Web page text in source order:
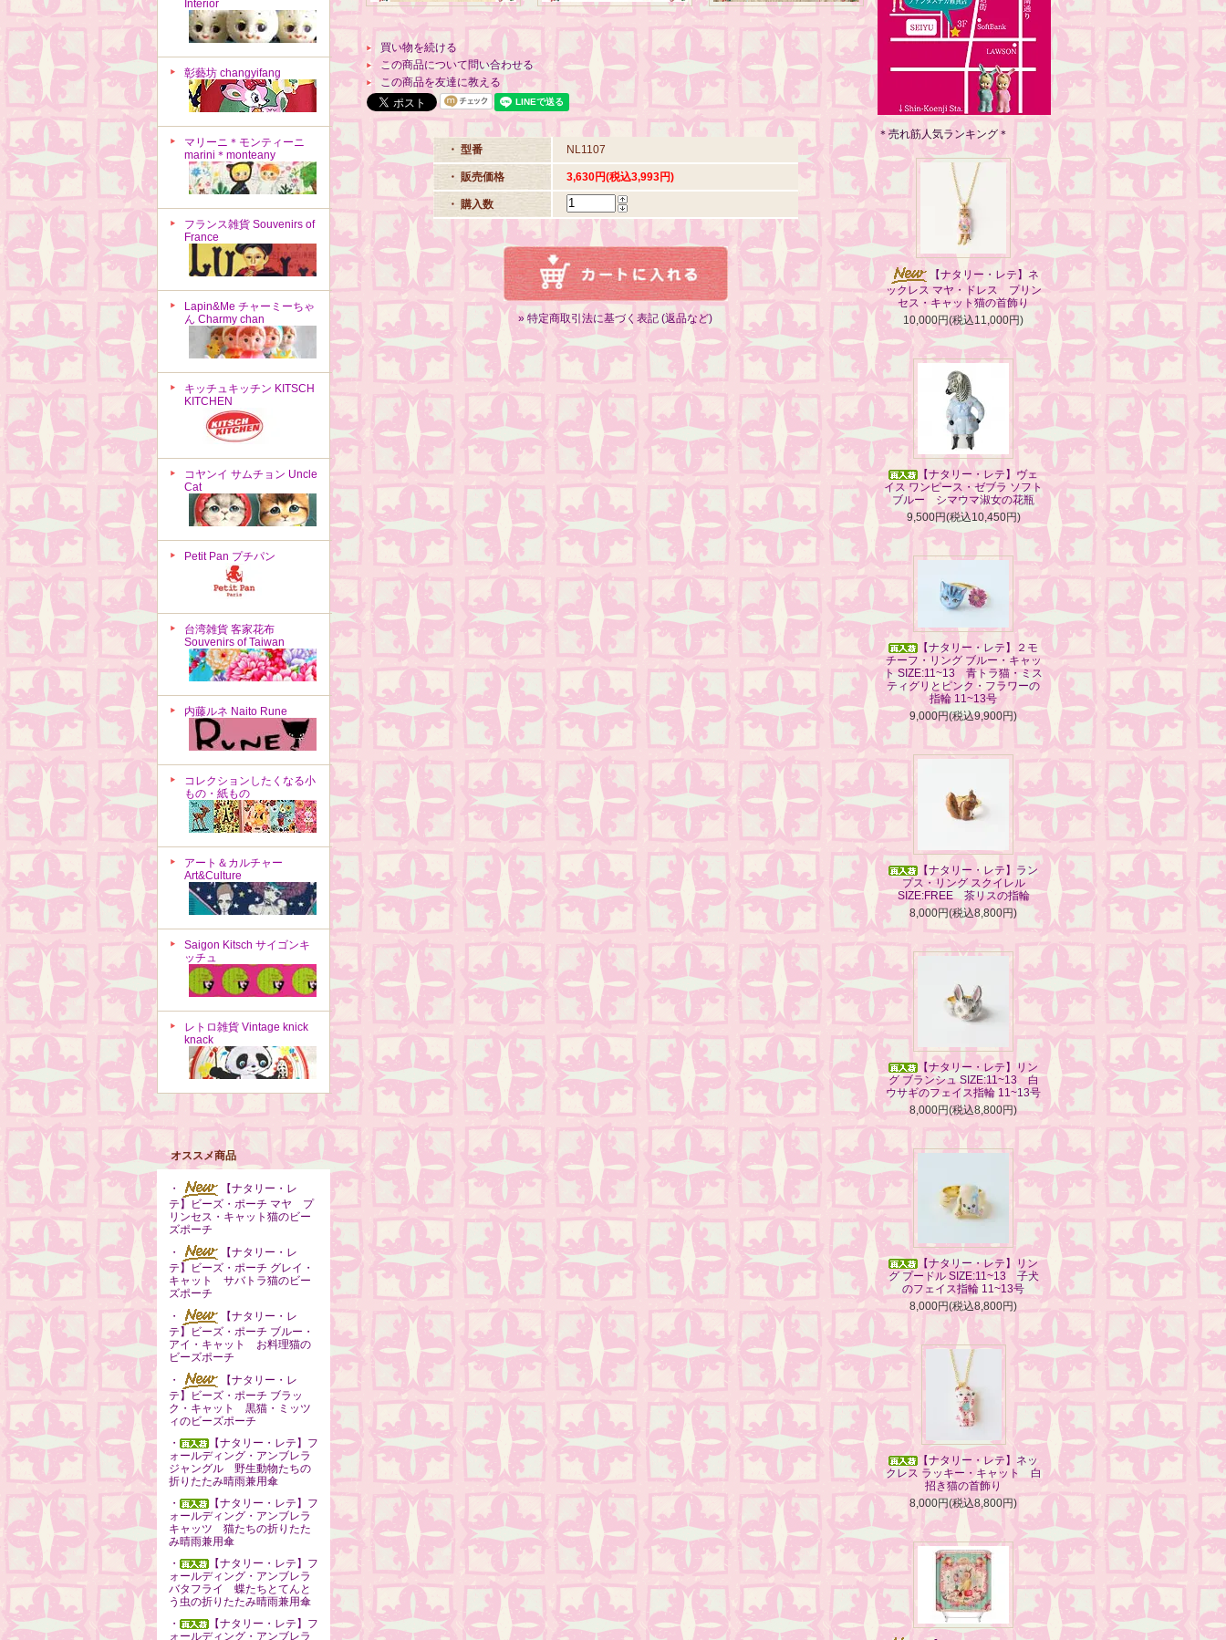
Interior
彰藝坊 changyifang
マリーニ＊モンティーニ
marini＊monteany
フランス雑貨 Souvenirs of
France
Lapin&Me チャーミーちゃ
ん Charmy chan
キッチュキッチン KITSCH
KITCHEN
コヤンイ サムチョン Uncle
Cat
Petit Pan プチパン
台湾雑貨 客家花布
Souvenirs of Taiwan
内藤ルネ Naito Rune
コレクションしたくなる小
もの・紙もの
アート＆カルチャー
Art&Culture
Saigon Kitsch サイゴンキ
ッチュ
レトロ雑貨 Vintage knick
knack
オススメ商品
・
【ナタリー・レ
テ】ビーズ・ポーチ マヤ プ
リンセス・キャット猫のビー
ズポーチ
・
【ナタリー・レ
テ】ビーズ・ポーチ グレイ・
キャット サバトラ猫のビー
ズポーチ
・
【ナタリー・レ
テ】ビーズ・ポーチ ブルー・
アイ・キャット お料理猫の
ビーズポーチ
・
【ナタリー・レ
テ】ビーズ・ポーチ ブラッ
ク・キャット 黒猫・ミッツ
ィのビーズポーチ
・
【ナタリー・レテ】フ
ォールディング・アンブレラ
ジャングル 野生動物たちの
折りたたみ晴雨兼用傘
・
【ナタリー・レテ】フ
ォールディング・アンブレラ
キャッツ 猫たちの折りたた
み晴雨兼用傘
・
【ナタリー・レテ】フ
ォールディング・アンブレラ
バタフライ 蝶たちとてんと
う虫の折りたたみ晴雨兼用傘
・
【ナタリー・レテ】フ
ォールディング・アンブレラ
買い物を続ける
この商品について問い合わせる
この商品を友達に教える
・ 型番 NL1107
・ 販売価格 3,630円(税込3,993円)
・ 購入数
» 特定商取引法に基づく表記 (返品など)
＊売れ筋人気ランキング＊
【ナタリー・レテ】ネ
ックレス マヤ・ドレス プリン
セス・キャット猫の首飾り
10,000円(税込11,000円)
【ナタリー・レテ】ヴェ
イス ワンピース・ゼブラ ソフト
ブルー シマウマ淑女の花瓶
9,500円(税込10,450円)
【ナタリー・レテ】２モ
チーフ・リング ブルー・キャッ
ト SIZE:11~13 青トラ猫・ミス
ティグリとピンク・フラワーの
指輪 11~13号
9,000円(税込9,900円)
【ナタリー・レテ】ラン
プス・リング スクイレル
SIZE:FREE 茶リスの指輪
8,000円(税込8,800円)
【ナタリー・レテ】リン
グ ブランシュ SIZE:11~13 白
ウサギのフェイス指輪 11~13号
8,000円(税込8,800円)
【ナタリー・レテ】リン
グ プードル SIZE:11~13 子犬
のフェイス指輪 11~13号
8,000円(税込8,800円)
【ナタリー・レテ】ネッ
クレス ラッキー・キャット 白
招き猫の首飾り
8,000円(税込8,800円)